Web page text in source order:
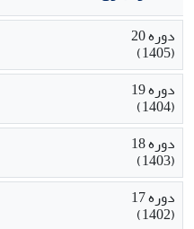
دوره 20
(1405)
دوره 19
(1404)
دوره 18
(1403)
دوره 17
(1402)